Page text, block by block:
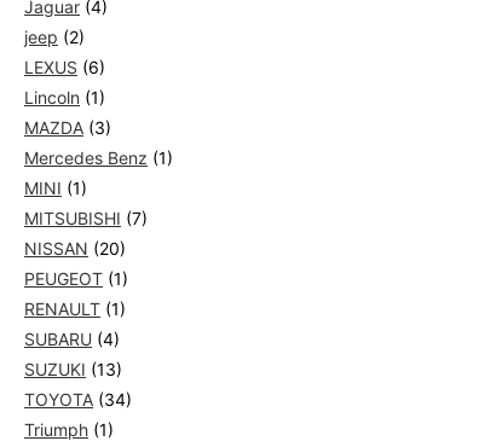
Jaguar (4)
jeep (2)
LEXUS (6)
Lincoln (1)
MAZDA (3)
Mercedes Benz (1)
MINI (1)
MITSUBISHI (7)
NISSAN (20)
PEUGEOT (1)
RENAULT (1)
SUBARU (4)
SUZUKI (13)
TOYOTA (34)
Triumph (1)